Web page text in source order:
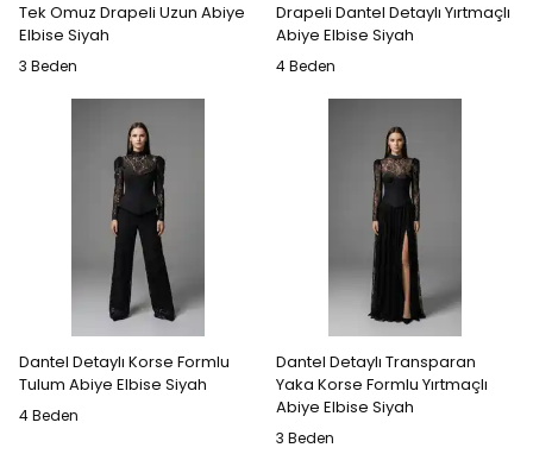
Tek Omuz Drapeli Uzun Abiye
Elbise Siyah
3 Beden
Drapeli Dantel Detaylı Yırtmaçlı
Abiye Elbise Siyah
4 Beden
Dantel Detaylı Korse Formlu
Tulum Abiye Elbise Siyah
4 Beden
Dantel Detaylı Transparan
Yaka Korse Formlu Yırtmaçlı
Abiye Elbise Siyah
3 Beden